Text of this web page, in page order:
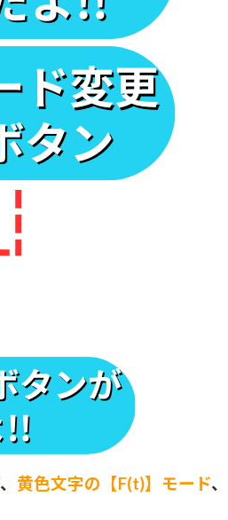
、 黄色文字の【F(t)】モード、